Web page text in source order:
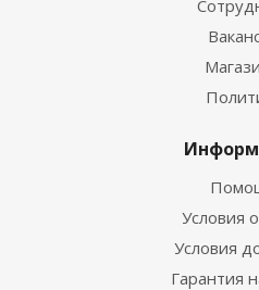
Условия
Условия
Гарантия